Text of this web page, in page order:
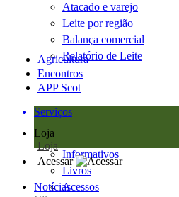
Atacado e varejo
Leite por região
Balança comercial
Relatório de Leite
Agricultura
Encontros
APP Scot
Serviços
Loja
Loja
Informativos
Livros
Acessos
Acessar
Notícias